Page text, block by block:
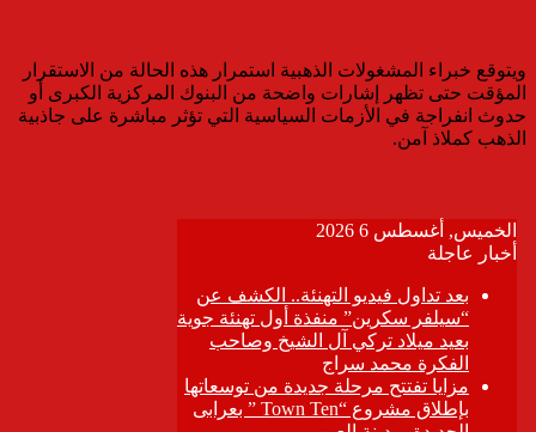
ويتوقع خبراء المشغولات الذهبية استمرار هذه الحالة من الاستقرار
المؤقت حتى تظهر إشارات واضحة من البنوك المركزية الكبرى أو
حدوث انفراجة في الأزمات السياسية التي تؤثر مباشرة على جاذبية
الذهب كملاذ آمن.